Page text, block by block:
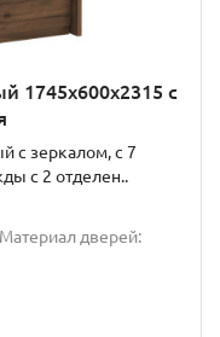
1745x600x2315 с
с зеркалом, с 7
с 2 отделен..
Материал дверей: